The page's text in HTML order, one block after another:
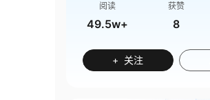
阅读
49.5w+
获赞
8
+ 关注